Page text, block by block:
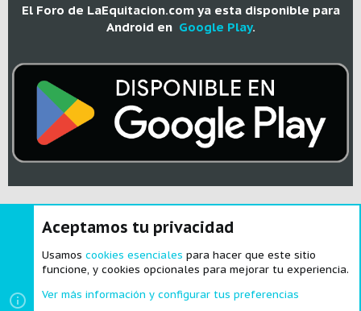
El Foro de LaEquitacion.com ya esta disponible para
Android en Google Play.
Community platform by XenForo ® © 2010-2024 XenForo Ltd.
Aceptamos tu privacidad
Usamos cookies esenciales para hacer que este sitio
funcione, y cookies opcionales para mejorar tu experiencia.
Ver más información y configurar tus preferencias